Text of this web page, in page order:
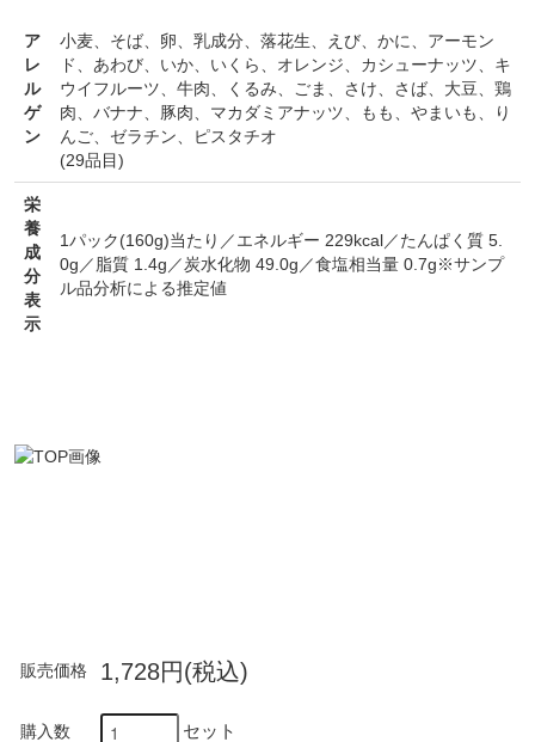
ア
レ
ル
ゲ
ン
小麦、 そば、 卵 乳成分、 落花生 えび、 かに
アーモン
ド
あわび、 いか、 いくら オレンジ カシューナッツ
キ
ウイフルーツ
牛肉 くるみ ごま さけ さば、 大豆
鶏
肉
バナナ 豚肉 マカダミアナッツ もも やまいも
り
んご、 ゼラチン
ピスタチオ
(29品目)
栄
養
成
分
表
示
1パック(160g)当たり／エネルギー 229kcal／たんぱく質 5.
0g／脂質 1.4g／炭水化物 49.0g／食塩相当量 0.7g※サンプ
ル品分析による推定値
販売価格 1,728円(税込)
購入数 セット
クーポンのご利用方法はこちら >>